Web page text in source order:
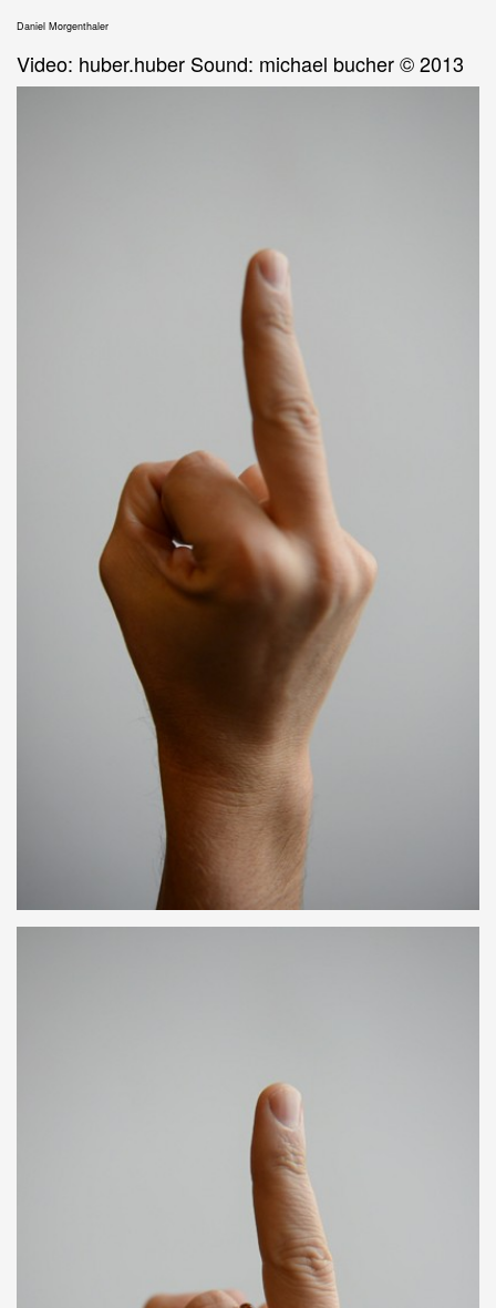
Daniel Morgenthaler
Video: huber.huber Sound: michael bucher © 2013